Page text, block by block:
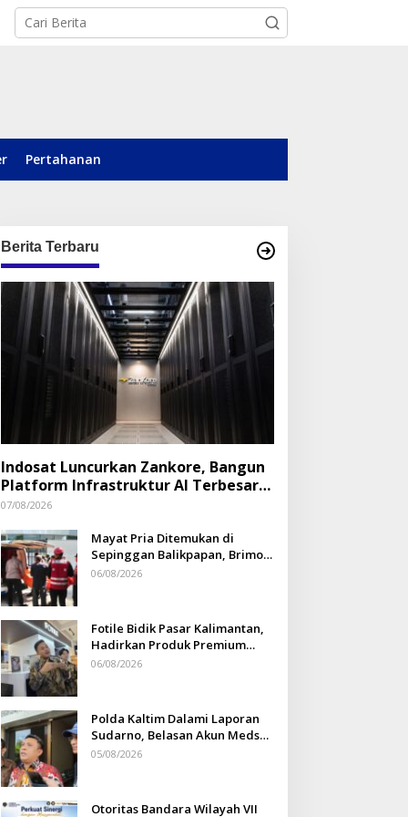
Pertahanan
Berita Terbaru
Indosat Luncurkan Zankore, Bangun
Platform Infrastruktur AI Terbesar
di Asia Tenggara
07/08/2026
Mayat Pria Ditemukan di
Sepinggan Balikpapan, Brimob
Lakukan Pengamanan TKP
06/08/2026
Fotile Bidik Pasar Kalimantan,
Hadirkan Produk Premium
Yang Makin Terjangkau
06/08/2026
Polda Kaltim Dalami Laporan
Sudarno, Belasan Akun Medsos
Masih Tahap Penyelidikan
05/08/2026
Otoritas Bandara Wilayah VII